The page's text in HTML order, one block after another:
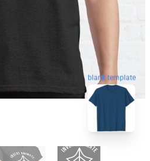
blank template